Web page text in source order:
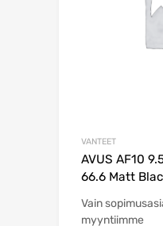
VANTEET
AVUS AF10
66.6 Matt
Vain
myyntiimme